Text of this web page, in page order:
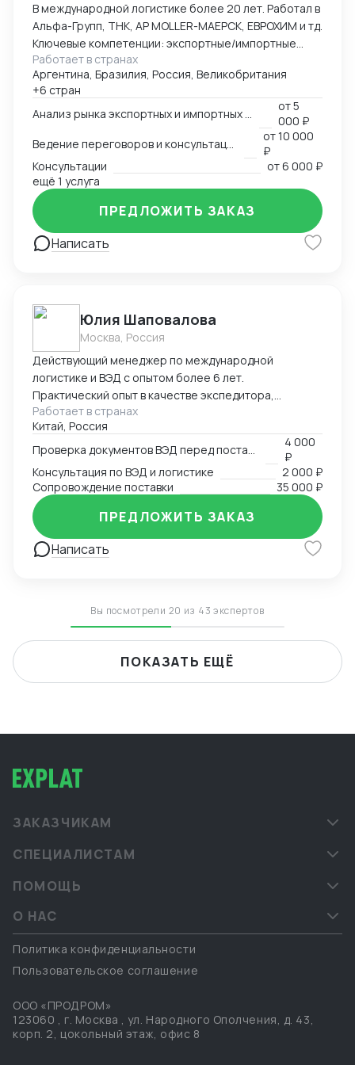
В международной логистике более 20 лет. Работал в
Альфа-Групп, ТНК, АР MOLLER-МАЕРСК, ЕВРОХИМ и тд.
Ключевые компетенции: экспортные/импортные
контейнерные перевозки, перевозки наливных и
сыпучих грузов (в т.ч. морские - судовыми партиями),
перевозки негабаритных и сверхгабаритных грузов,
рефрижераторных грузов
Работает в странах
Аргентина, Бразилия, Россия, Великобритания
+6 стран
от5
000 ₽
от10 000
₽
Консультации
от6 000 ₽
ещё 1 услуга
Написать
ПРЕДЛОЖИТЬ ЗАКАЗ
Юлия Шаповалова
Москва, Россия
Действующий менеджер по международной
логистике и ВЭД с опытом более 6 лет.
Практический опыт в качестве экспедитора,
менеджера ВЭД в компании-импортере. Помогу с
консультацией по перевозкам генеральных и
сборных грузов из Китая разными видами
транспорта (море, жд, авто, авиа), проверю и
подготовлю товаросопроводительные документы на
наличие ошибок, контракты с отправителем, а также
все необходимые дополнительные соглашения к
ним, консультация в подборе кодов ТН ВЭД,
расчетам пошлин и таможенных платежей при
Работает в странах
Китай, Россия
4 000
₽
Консультация по ВЭД и логистике
2 000 ₽
Сопровождение поставки
35 000 ₽
Написать
ПРЕДЛОЖИТЬ ЗАКАЗ
Вы посмотрели 20 из 43 экспертов
ПОКАЗАТЬ ЕЩЁ
ЗАКАЗЧИКАМ
СПЕЦИАЛИСТАМ
ПОМОЩЬ
О НАС
Политика конфиденциальности
Пользовательское соглашение
ООО «ПРОДРОМ»
123060 , г. Москва , ул. Народного Ополчения, д. 43,
корп. 2, цокольный этаж, офис 8